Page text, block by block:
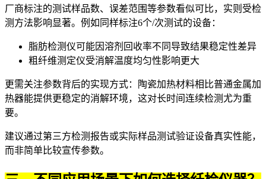
厂商标注的测试样品数、误差范围等参数看似可比，实则受检
测方法影响显著。例如同样标注6个/次测试的设备：
脂肪检测仪可能因溶剂回收率不同导致结果稳定性差异
粗纤维测定仪受消解温度均匀性影响更大
更需关注参数背后的实现方式：陶瓷加热材料相比普通金属加
热器能提供更稳定的消解环境，这对长时间连续检测尤为重
要。
建议通过第三方检测报告或实际样品测试验证设备真实性能，
而非简单比较宣传参数。